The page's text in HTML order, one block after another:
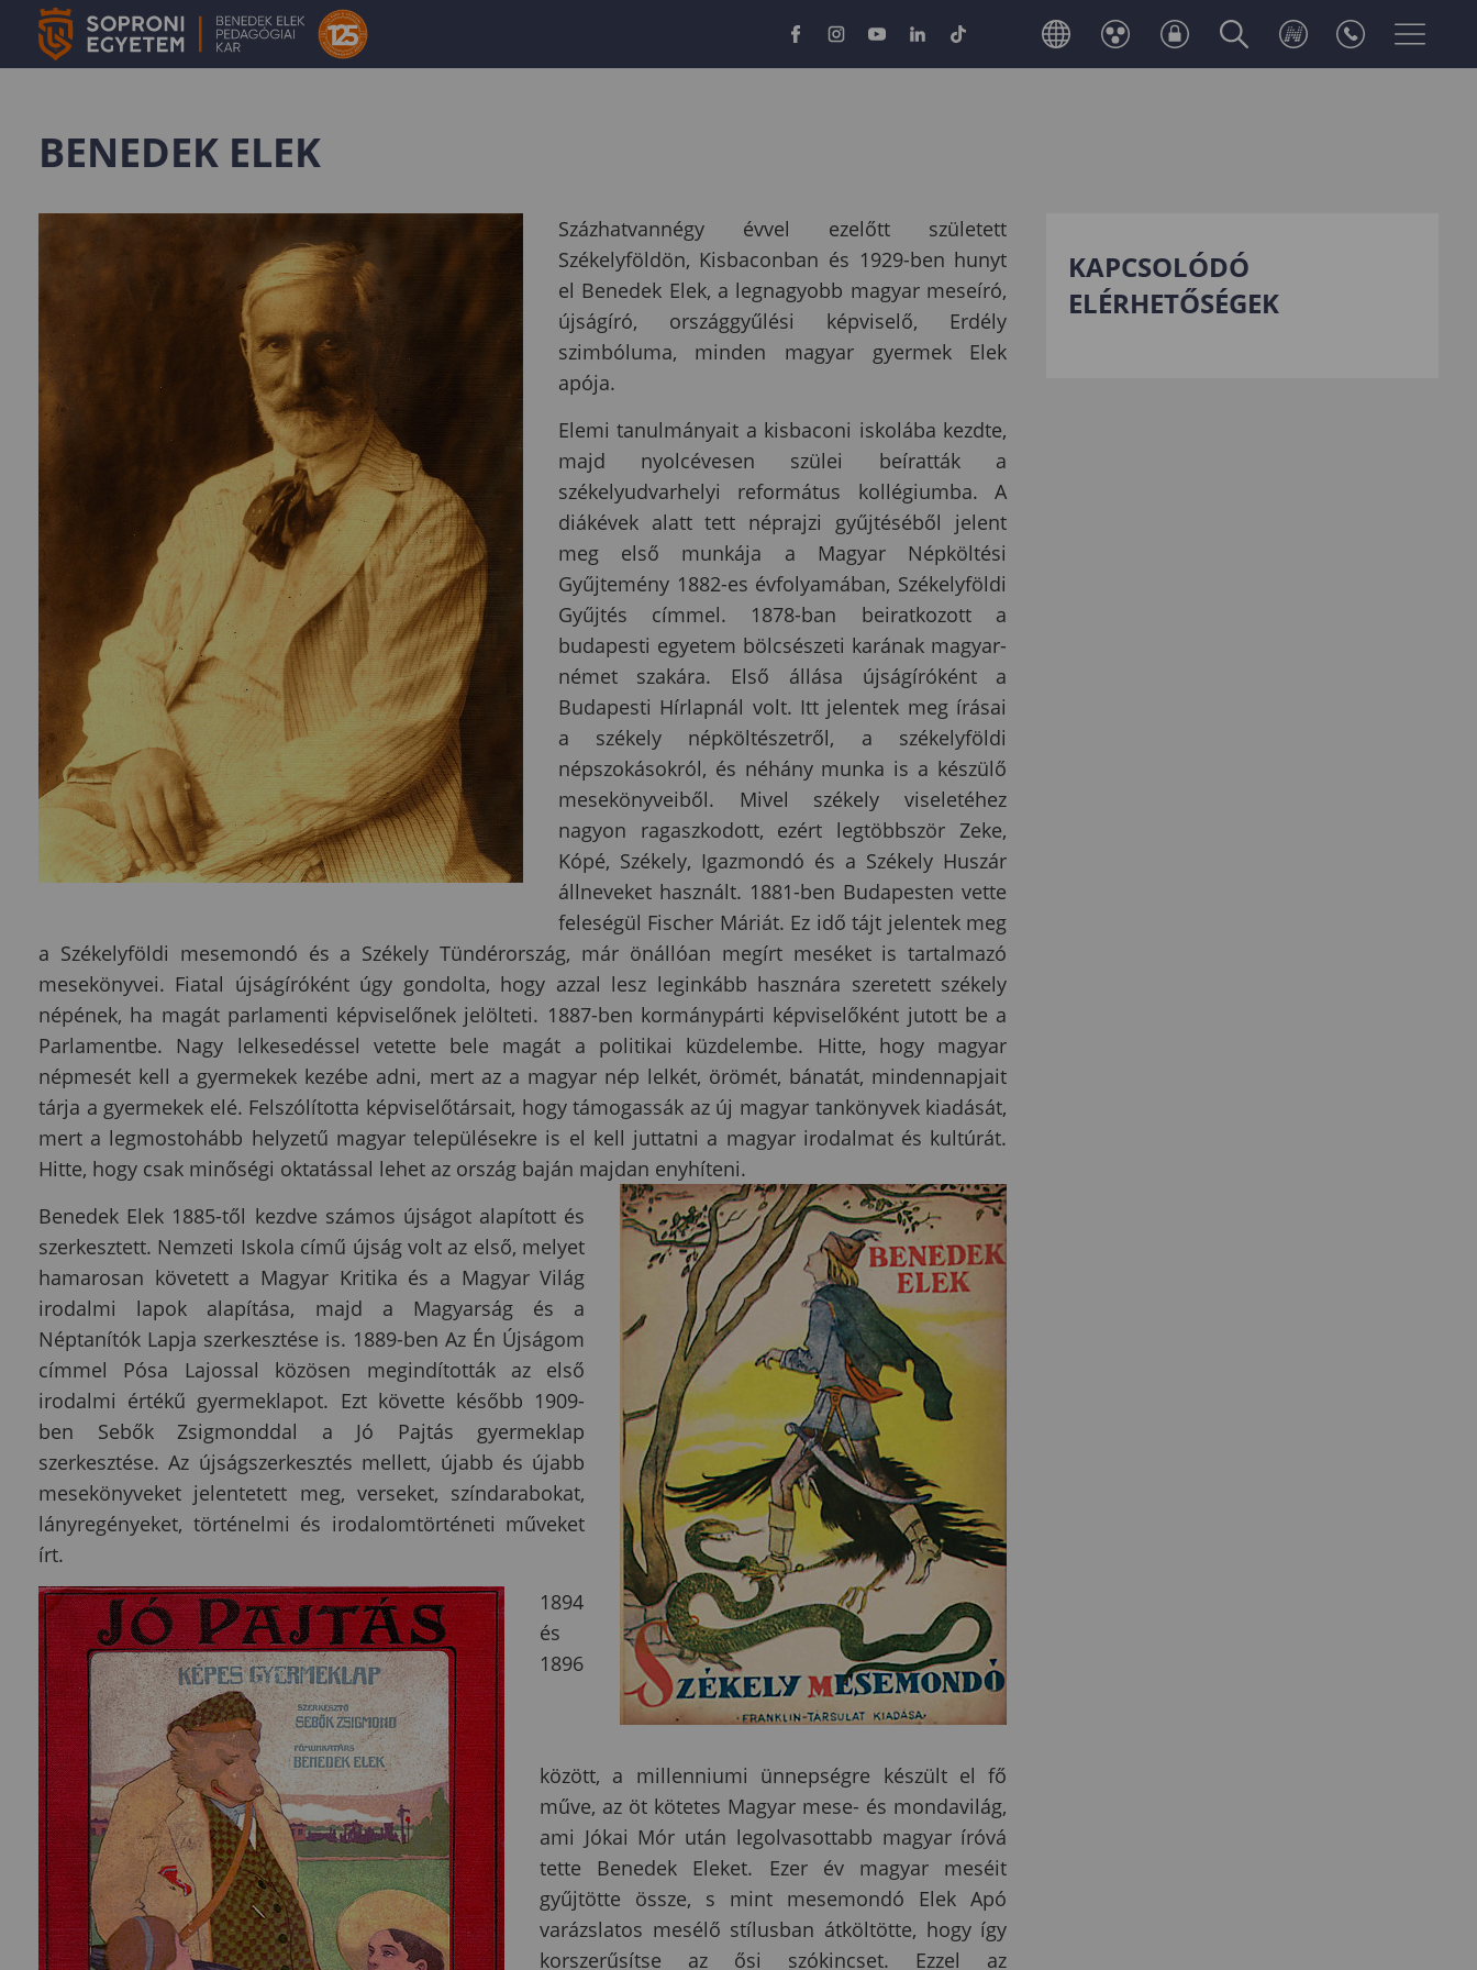
BENEDEK ELEK
Százhatvannégy évvel ezelőtt született
Székelyföldön, Kisbaconban és 1929-ben hunyt
el Benedek Elek, a legnagyobb magyar meseíró,
újságíró, országgyűlési képviselő, Erdély
szimbóluma, minden magyar gyermek Elek
apója.
Elemi tanulmányait a kisbaconi iskolába kezdte,
majd nyolcévesen szülei beíratták a
székelyudvarhelyi református kollégiumba. A
diákévek alatt tett néprajzi gyűjtéséből jelent
meg első munkája a Magyar Népköltési
Gyűjtemény 1882-es évfolyamában, Székelyföldi
Gyűjtés címmel. 1878-ban beiratkozott a
budapesti egyetem bölcsészeti karának magyar-
német szakára. Első állása újságíróként a
Budapesti Hírlapnál volt. Itt jelentek meg írásai
a székely népköltészetről, a székelyföldi
népszokásokról, és néhány munka is a készülő
mesekönyveiből. Mivel székely viseletéhez
nagyon ragaszkodott, ezért legtöbbször Zeke,
Kópé, Székely, Igazmondó és a Székely Huszár
állneveket használt. 1881-ben Budapesten vette
feleségül Fischer Máriát. Ez idő tájt jelentek meg
a Székelyföldi mesemondó és a Székely Tündérország, már önállóan megírt meséket is tartalmazó
mesekönyvei. Fiatal újságíróként úgy gondolta, hogy azzal lesz leginkább hasznára szeretett székely
népének, ha magát parlamenti képviselőnek jelölteti. 1887-ben kormánypárti képviselőként jutott be a
Parlamentbe. Nagy lelkesedéssel vetette bele magát a politikai küzdelembe. Hitte, hogy magyar
népmesét kell a gyermekek kezébe adni, mert az a magyar nép lelkét, örömét, bánatát, mindennapjait
tárja a gyermekek elé. Felszólította képviselőtársait, hogy támogassák az új magyar tankönyvek kiadását,
mert a legmostohább helyzetű magyar településekre is el kell juttatni a magyar irodalmat és kultúrát.
Hitte, hogy csak minőségi oktatással lehet az ország baján majdan enyhíteni.
Benedek Elek 1885-től kezdve számos újságot alapított és
szerkesztett. Nemzeti Iskola című újság volt az első, melyet
hamarosan követett a Magyar Kritika és a Magyar Világ
irodalmi lapok alapítása, majd a Magyarság és a
Néptanítók Lapja szerkesztése is. 1889-ben Az Én Újságom
címmel Pósa Lajossal közösen megindították az első
irodalmi értékű gyermeklapot. Ezt követte később 1909-
ben Sebők Zsigmonddal a Jó Pajtás gyermeklap
szerkesztése. Az újságszerkesztés mellett, újabb és újabb
mesekönyveket jelentetett meg, verseket, színdarabokat,
lányregényeket, történelmi és irodalomtörténeti műveket
írt.
1894
és
1896
között, a millenniumi ünnepségre készült el fő
műve, az öt kötetes Magyar mese- és mondavilág,
ami Jókai Mór után legolvasottabb magyar íróvá
tette Benedek Eleket. Ezer év magyar meséit
gyűjtötte össze, s mint mesemondó Elek Apó
varázslatos mesélő stílusban átköltötte, hogy így
korszerűsítse az ősi szókincset. Ezzel az
KAPCSOLÓDÓ
ELÉRHETŐSÉGEK